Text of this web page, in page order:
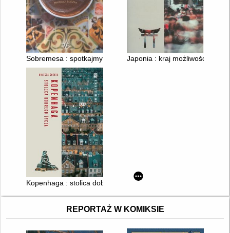
Sobremesa : spotkajmy się w HiszpaniiJaponia : kraj możliwości
Kopenhaga : stolica dobrego życia
REPORTAŻ W KOMIKSIE